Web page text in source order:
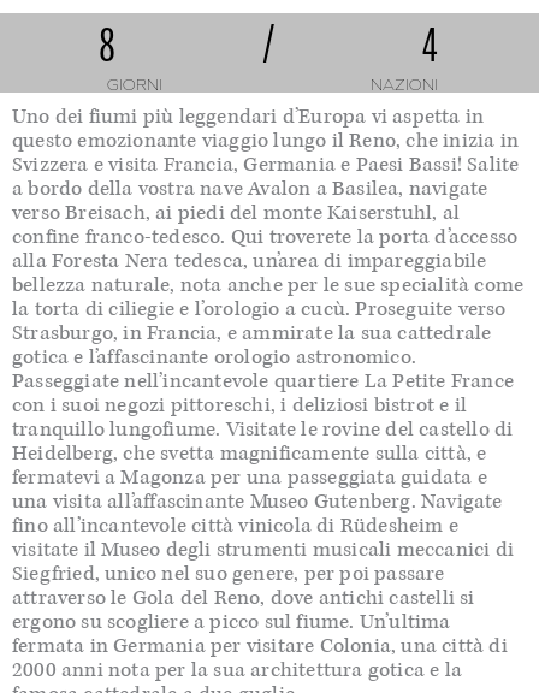
8 / 4
GIORNI NAZIONI
Uno dei fiumi più leggendari d’Europa vi aspetta in
questo emozionante viaggio lungo il Reno, che inizia in
Svizzera e visita Francia, Germania e Paesi Bassi! Salite
a bordo della vostra nave Avalon a Basilea, navigate
verso Breisach, ai piedi del monte Kaiserstuhl, al
confine franco-tedesco. Qui troverete la porta d’accesso
alla Foresta Nera tedesca, un’area di impareggiabile
bellezza naturale, nota anche per le sue specialità come
la torta di ciliegie e l’orologio a cucù. Proseguite verso
Strasburgo, in Francia, e ammirate la sua cattedrale
gotica e l’affascinante orologio astronomico.
Passeggiate nell’incantevole quartiere La Petite France
con i suoi negozi pittoreschi, i deliziosi bistrot e il
tranquillo lungofiume. Visitate le rovine del castello di
Heidelberg, che svetta magnificamente sulla città, e
fermatevi a Magonza per una passeggiata guidata e
una visita all’affascinante Museo Gutenberg. Navigate
fino all’incantevole città vinicola di Rüdesheim e
visitate il Museo degli strumenti musicali meccanici di
Siegfried, unico nel suo genere, per poi passare
attraverso le Gola del Reno, dove antichi castelli si
ergono su scogliere a picco sul fiume. Un’ultima
fermata in Germania per visitare Colonia, una città di
2000 anni nota per la sua architettura gotica e la